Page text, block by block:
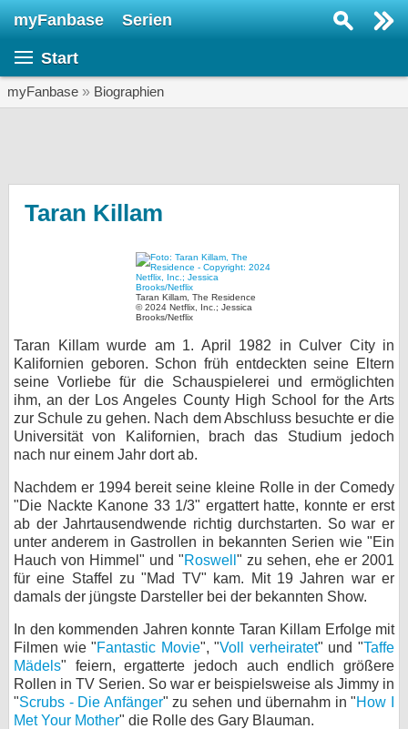
myFanbase Serien
Start
myFanbase » Biographien
Taran Killam
Taran Killam, The Residence
© 2024 Netflix, Inc.; Jessica
Brooks/Netflix
Taran Killam wurde am 1. April 1982 in Culver City in
Kalifornien geboren. Schon früh entdeckten seine Eltern
seine Vorliebe für die Schauspielerei und ermöglichten
ihm, an der Los Angeles County High School for the Arts
zur Schule zu gehen. Nach dem Abschluss besuchte er die
Universität von Kalifornien, brach das Studium jedoch
nach nur einem Jahr dort ab.
Nachdem er 1994 bereit seine kleine Rolle in der Comedy
"Die Nackte Kanone 33 1/3" ergattert hatte, konnte er erst
ab der Jahrtausendwende richtig durchstarten. So war er
unter anderem in Gastrollen in bekannten Serien wie "Ein
Hauch von Himmel" und "Roswell " zu sehen, ehe er 2001
für eine Staffel zu "Mad TV" kam. Mit 19 Jahren war er
damals der jüngste Darsteller bei der bekannten Show.
In den kommenden Jahren konnte Taran Killam Erfolge mit
Filmen wie "Fantastic Movie", "Voll verheiratet" und "Taffe
Mädels" feiern, ergatterte jedoch auch endlich größere
Rollen in TV Serien. So war er beispielsweise als Jimmy in
"Scrubs - Die Anfänger" zu sehen und übernahm in "How I
Met Your Mother" die Rolle des Gary Blauman.
KULTUR
Specials
SERVICE
Gewinnspiele
Forum
bei X
Kontakt
Nutzungsbedingungen
Cookie-Einstellungen
Impressum
Desktop-Ansicht